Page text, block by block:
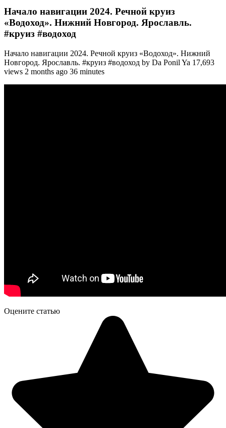
Начало навигации 2024. Речной круиз
«Водоход». Нижний Новгород. Ярославль.
#круиз #водоход
Начало навигации 2024. Речной круиз «Водоход». Нижний
Новгород. Ярославль. #круиз #водоход by Da Ponil Ya 17,693
views 2 months ago 36 minutes
Оцените статью